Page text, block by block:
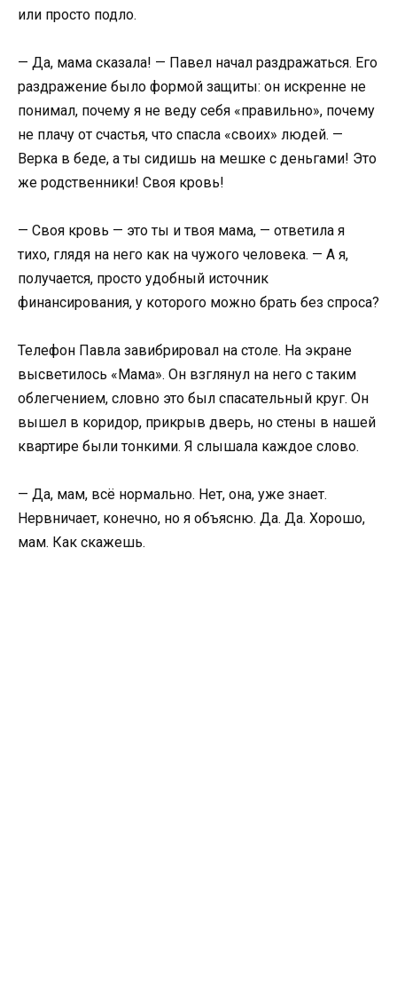
или просто подло.
— Да, мама сказала! — Павел начал раздражаться. Его
раздражение было формой защиты: он искренне не
понимал, почему я не веду себя «правильно», почему
не плачу от счастья, что спасла «своих» людей. —
Верка в беде, а ты сидишь на мешке с деньгами! Это
же родственники! Своя кровь!
— Своя кровь — это ты и твоя мама, — ответила я
тихо, глядя на него как на чужого человека. — А я,
получается, просто удобный источник
финансирования, у которого можно брать без спроса?
Телефон Павла завибрировал на столе. На экране
высветилось «Мама». Он взглянул на него с таким
облегчением, словно это был спасательный круг. Он
вышел в коридор, прикрыв дверь, но стены в нашей
квартире были тонкими. Я слышала каждое слово.
— Да, мам, всё нормально. Нет, она, уже знает.
Нервничает, конечно, но я объясню. Да. Да. Хорошо,
мам. Как скажешь.